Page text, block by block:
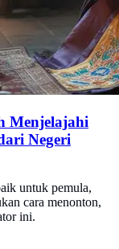
Menjelajahi
Negeri
untuk pemula,
cara menonton,
ini.